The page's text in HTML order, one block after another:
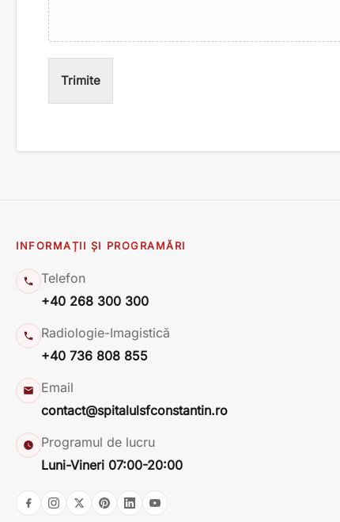
Trimite
INFORMAȚII ȘI PROGRAMĂRI
Telefon
+40 268 300 300
Radiologie-Imagistică
+40 736 808 855
Email
contact@spitalulsfconstantin.ro
Programul de lucru
Luni-Vineri 07:00-20:00